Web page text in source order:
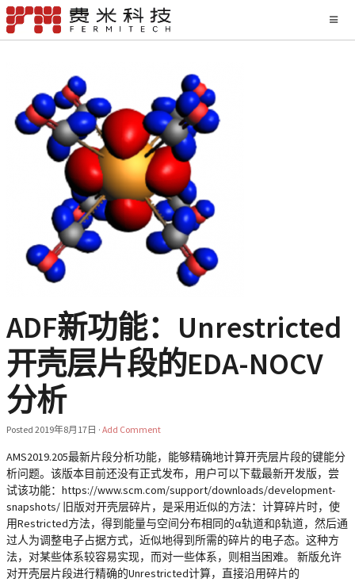
ADF新功能：Unrestricted
开壳层片段的EDA-NOCV
分析
Posted 2019年8月17日 · Add Comment
AMS2019.205最新片段分析功能，能够精确地计算开壳层片段的键能分
析问题。该版本目前还没有正式发布，用户可以下载最新开发版，尝
试该功能：https://www.scm.com/support/downloads/development-
snapshots/ 旧版对开壳层碎片，是采用近似的方法：计算碎片时，使
用Restricted方法，得到能量与空间分布相同的α轨道和β轨道，然后通
过人为调整电子占据方式，近似地得到所需的碎片的电子态。这种方
法，对某些体系较容易实现，而对一些体系，则相当困难。 新版允许
对开壳层片段进行精确的Unrestricted计算，直接沿用碎片的